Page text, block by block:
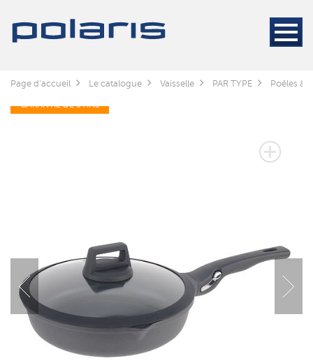
Page d'accueil Le catalogue Vaisselle PAR TYPE Poêles à
GARANTIE DE 3 ANS